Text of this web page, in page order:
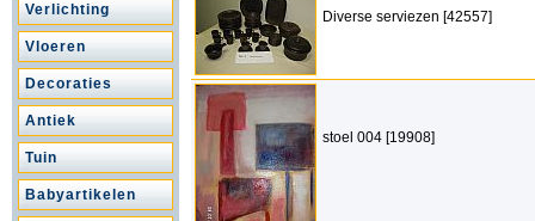
Verlichting
Vloeren
Decoraties
Antiek
Tuin
Babyartikelen
Diverse serviezen [42557]
stoel 004 [19908]